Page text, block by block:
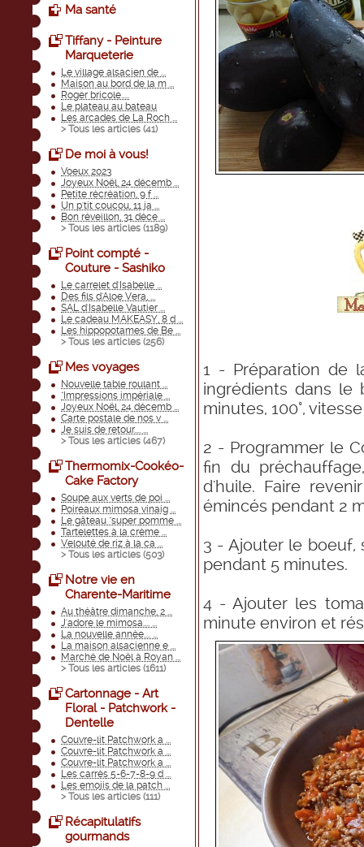
Ma santé
Tiffany - Peinture
Marqueterie
Le village alsacien de ...
Maison au bord de la m ...
Roger bricole.....
Le plateau au bateau
Les arcades de La Roch ...
> Tous les articles (41)
De moi à vous!
Voeux 2023
Joyeux Noël, 24 décemb ...
Petite récréation, 9 f ...
Un p'tit coucou, 11 ja ...
Bon réveillon, 31 déce ...
> Tous les articles (1189)
Point compté -
Couture - Sashiko
Le carrelet d'Isabelle ...
Des fils d'Aloe Vera, ...
SAL d'Isabelle Vautier ...
Le cadeau MAKEASY, 8 d ...
Les hippopotames de Be ...
> Tous les articles (256)
Mes voyages
Nouvelle table roulant ...
"Impressions impériale ...
Joyeux Noël, 24 décemb ...
Carte postale de nos v ...
Je suis de retour.... ...
> Tous les articles (467)
Thermomix-Cookéo-
Cake Factory
Soupe aux verts de poi ...
Poireaux mimosa vinaig ...
Le gâteau "super pomme ...
Tartelettes à la crème ...
Velouté de riz à la ca ...
> Tous les articles (503)
Notre vie en
Charente-Maritime
Au théâtre dimanche, 2 ...
J'adore le mimosa.... ...
La nouvelle année.... ...
La maison alsacienne e ...
Marché de Noël à Royan ...
> Tous les articles (1611)
Cartonnage - Art
Floral - Patchwork -
Dentelle
Couvre-lit Patchwork a ...
Couvre-lit Patchwork a ...
Couvre-lit Patchwork a ...
Les carrés 5-6-7-8-9 d ...
Les emojis de la patch ...
> Tous les articles (111)
Récapitulatifs
gourmands
1 - Préparation de
ingrédients dans le
minutes, 100°,
2 - Programmer le
fin du
d'huile. Faire
émincés pendant 2
3 - Ajouter le boeuf,
pendant 5 minutes.
4 - Ajouter les
minute environ et